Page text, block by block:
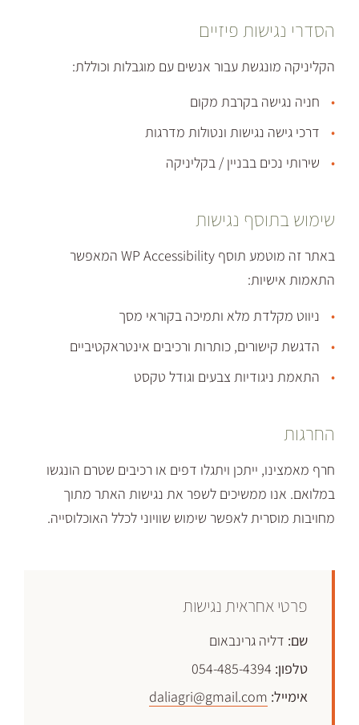
פיזיים
עבור אנשים עם מוגבלות וכוללת:
בקרבת מקום
נגישות ונטולות מדרגות
בבניין / בקליניקה
נגישות
באתר זה מוטמע תוסף WP Accessibility המאפשר
מלא ותמיכה בקוראי מסך
כותרות ורכיבים אינטראקטיביים
צבעים וגודל טקסט
ייתכן ויתגלו דפים או רכיבים שטרם הונגשו
ממשיכים לשפר את נגישות האתר מתוך
לאפשר שימוש שוויוני לכלל האוכלוסייה.
אחראית נגישות
גרינבאום
daliagri@gmail.com